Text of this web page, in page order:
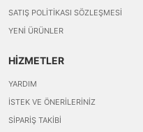
SATIŞ POLITIKASI SÖZLEŞMESI
YENI ÜRÜNLER
HİZMETLER
YARDIM
İSTEK VE ÖNERILERINIZ
SIPARIŞ TAKIBI